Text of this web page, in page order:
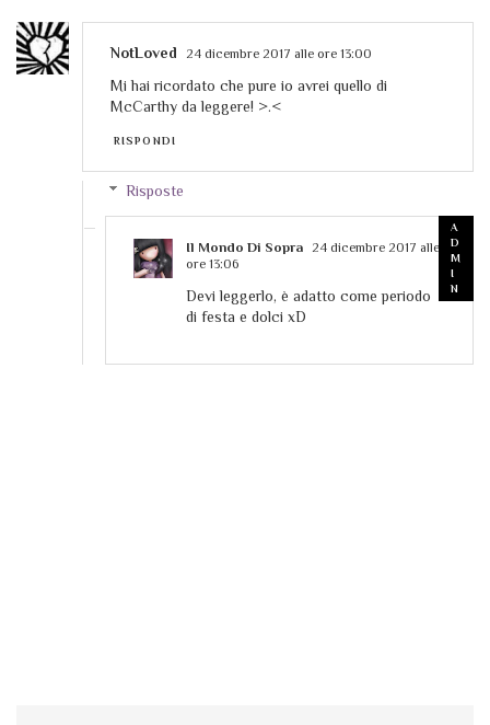
NotLoved 24 dicembre 2017 alle ore 13:00
Mi hai ricordato che pure io avrei quello di
McCarthy da leggere! >.<
RISPONDI
Risposte
Il Mondo Di Sopra
24 dicembre 2017 alle
ore 13:06
Devi leggerlo, è adatto come periodo
di festa e dolci xD